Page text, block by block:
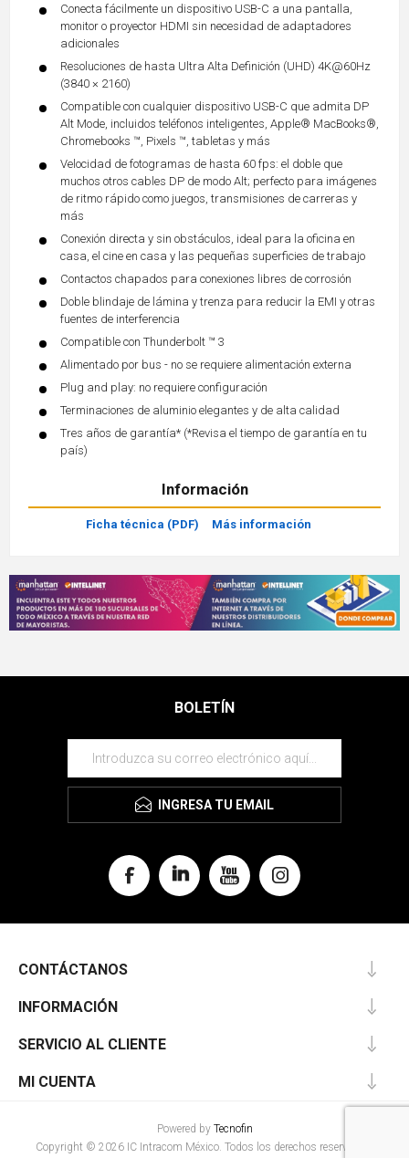
Conecta fácilmente un dispositivo USB-C a una pantalla,
monitor o proyector HDMI sin necesidad de adaptadores
adicionales
Resoluciones de hasta Ultra Alta Definición (UHD) 4K@60Hz
(3840 × 2160)
Compatible con cualquier dispositivo USB-C que admita DP
Alt Mode, incluidos teléfonos inteligentes, Apple® MacBooks®,
Chromebooks ™, Pixels ™, tabletas y más
Velocidad de fotogramas de hasta 60 fps: el doble que
muchos otros cables DP de modo Alt; perfecto para imágenes
de ritmo rápido como juegos, transmisiones de carreras y
más
Conexión directa y sin obstáculos, ideal para la oficina en
casa, el cine en casa y las pequeñas superficies de trabajo
Contactos chapados para conexiones libres de corrosión
Doble blindaje de lámina y trenza para reducir la EMI y otras
fuentes de interferencia
Compatible con Thunderbolt ™ 3
Alimentado por bus - no se requiere alimentación externa
Plug and play: no requiere configuración
Terminaciones de aluminio elegantes y de alta calidad
Tres años de garantía* (*Revisa el tiempo de garantía en tu
país)
Información
Ficha técnica (PDF) Más información
BOLETÍN
INGRESA TU EMAIL
CONTÁCTANOS
INFORMACIÓN
SERVICIO AL CLIENTE
MI CUENTA
Powered by Tecnofin
Copyright © 2026 IC Intracom México. Todos los derechos reservados.